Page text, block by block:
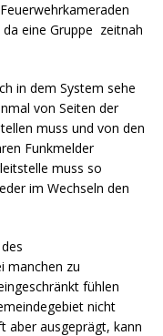
eine Gruppe zeitnah
in dem System sehe
von Seiten der
muss und von den
Funkmelder
muss so
im Wechseln den
manchen zu
fühlen
nicht
aber ausgeprägt, kann